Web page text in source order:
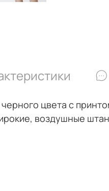
цвета с
воздушные